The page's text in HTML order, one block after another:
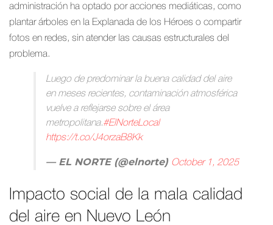
administración ha optado por acciones mediáticas, como
plantar árboles en la Explanada de los Héroes o compartir
fotos en redes, sin atender las causas estructurales del
problema.
Luego de predominar la buena calidad del aire
en meses recientes, contaminación atmosférica
vuelve a reflejarse sobre el área
metropolitana.#ElNorteLocal
https://t.co/J4orzaB8Kk
— EL NORTE (@elnorte) October 1, 2025
Impacto social de la mala calidad
del aire en Nuevo León